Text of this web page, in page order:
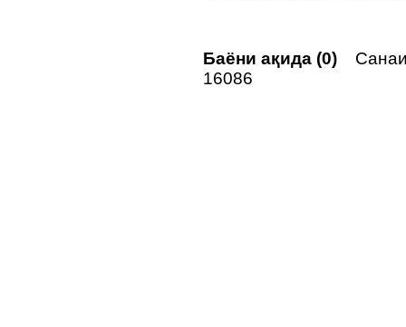
Баёни ақида (0)
16086